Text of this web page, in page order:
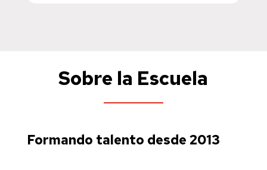
Sobre la Escuela
Formando talento desde 2013